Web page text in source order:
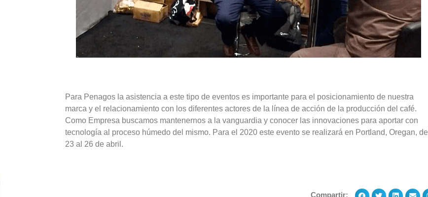
Para Penagos la asistencia a este tipo de eventos es importante para el posicionamiento de nuestra
marca y el relacionamiento con los diferentes actores de la línea de acción de la producción del café.
Como Empresa buscamos mantenernos a la vanguardia y conocer las innovaciones para aportar con
tecnología al proceso húmedo del mismo. Para el 2020 este evento se realizará en Portland, Oregan, del
23 al 26 de abril.
Compartir: